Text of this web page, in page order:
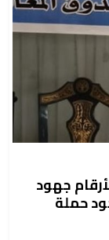
جهود
حملة